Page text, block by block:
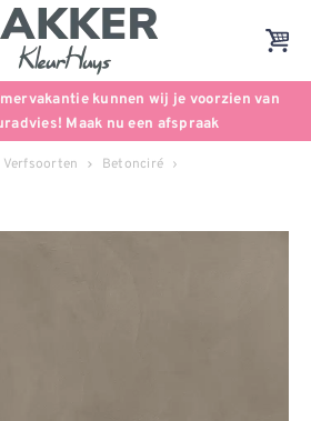
kunnen wij je voorzien van
Maak nu een afspraak
Verfsoorten Betonciré